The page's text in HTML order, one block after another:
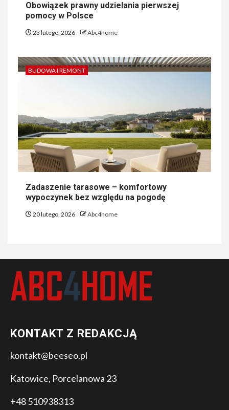
Obowiązek prawny udzielania pierwszej
pomocy w Polsce
23 lutego, 2026 Abc4home
BUDOWA I REMONT
Zadaszenie tarasowe – komfortowy
wypoczynek bez względu na pogodę
20 lutego, 2026 Abc4home
KONTAKT Z REDAKCJĄ
kontakt@beeseo.pl
Katowice, Porcelanowa 23
+48 510938313